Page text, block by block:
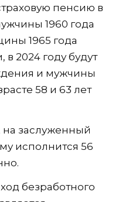
пенсию в
1960 года
1965 года
2024 году будут
и мужчины
58 и 63 лет
на заслуженный
исполнится 56
безработного